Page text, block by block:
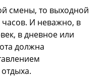
смены, то выходной
И неважно, в
в дневное или
должна